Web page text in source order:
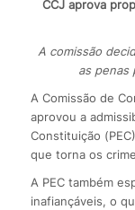
CCJ aprova
A comissão
as penas
A Comissão de
aprovou a
Constituição
que torna os
A PEC também
inafiançáveis, o